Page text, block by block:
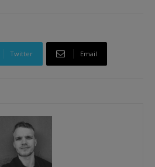
Twitter Email